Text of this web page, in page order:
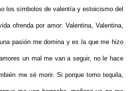
los símbolos de valentía y estoicismo del
ofrenda por amor: Valentina, Valentina,
pasión me domina y es la que me hizo
un mal me van a seguir, no le hace
me sé morir. Si porque tomo tequila,